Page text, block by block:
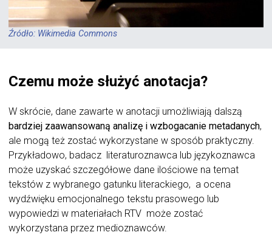
Źródło: Wikimedia Commons
Czemu może służyć anotacja?
W skrócie, dane zawarte w anotacji umożliwiają dalszą
bardziej zaawansowaną analizę i wzbogacanie metadanych,
ale mogą też zostać wykorzystane w sposób praktyczny.
Przykładowo, badacz literaturoznawca lub językoznawca
może uzyskać szczegółowe dane ilościowe na temat
tekstów z wybranego gatunku literackiego, a ocena
wydźwięku emocjonalnego tekstu prasowego lub
wypowiedzi w materiałach RTV może zostać
wykorzystana przez medioznawców.